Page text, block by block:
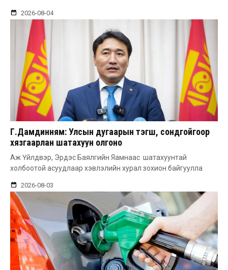
2026-08-04
Г.Дамдинням: Улсын дугаарын тэгш, сондгойгоор
хязгаарлан шатахуун олгоно
Аж Үйлдвэр, Эрдэс Баялгийн Яамнаас шатахуунтай
холбоотой асуудлаар хэвлэлийн хурал зохион байгуулла
2026-08-03